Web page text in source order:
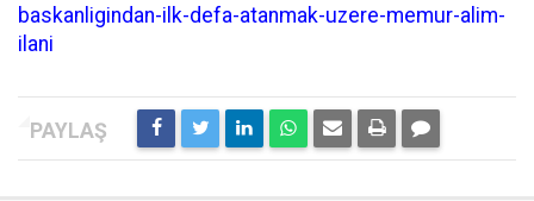
baskanligindan-ilk-defa-atanmak-uzere-memur-alim-
ilani